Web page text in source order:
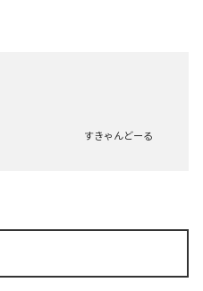
すきゃんどーる